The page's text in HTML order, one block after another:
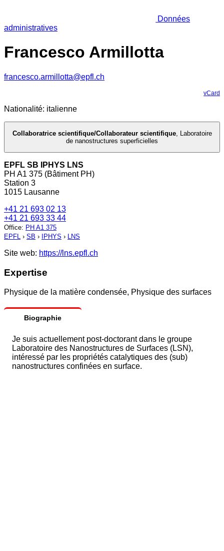
Données
administratives
Francesco Armillotta
francesco.armillotta@epfl.ch
vCard
Nationalité: italienne
Collaboratrice scientifique/Collaborateur scientifique, Laboratoire
de nanostructures superficielles
EPFL SB IPHYS LNS
PH A1 375 (Bâtiment PH)
Station 3
1015 Lausanne
+41 21 693 02 13
+41 21 693 33 44
Office: PH A1 375
EPFL › SB › IPHYS › LNS
Site web: https://lns.epfl.ch
Expertise
Physique de la matière condensée, Physique des surfaces
Biographie
Je suis actuellement post-doctorant dans le groupe
Laboratoire des Nanostructures de Surfaces (LSN),
intéressé par les propriétés catalytiques des (sub)
nanostructures confinées en surface.